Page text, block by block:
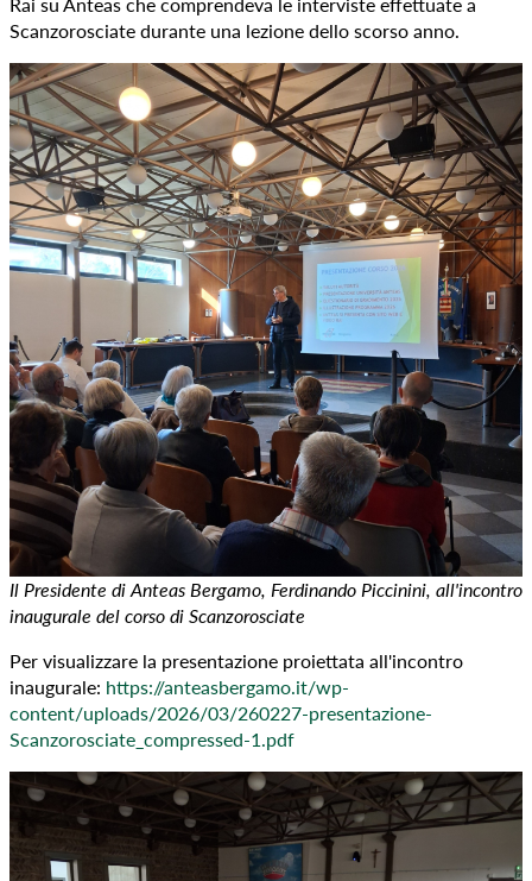
Scanzorosciate durante una lezione dello scorso anno.
Il Presidente di Anteas Bergamo, Ferdinando Piccinini, all'incontro
inaugurale del corso di Scanzorosciate
Per visualizzare la presentazione proiettata all'incontro
inaugurale: https://anteasbergamo.it/wp-
content/uploads/2026/03/260227-presentazione-
Scanzorosciate_compressed-1.pdf